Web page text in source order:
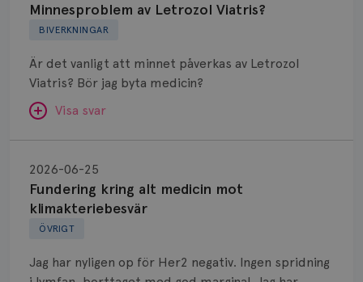
BIVERKNINGAR
Minnesproblem av Letrozol Viatris?
Är det vanligt att minnet påverkas av Letrozol
Viatris? Bör jag byta medicin?
Visa svar
SVAR:
Hej. Oavsett vilken hormonsänkande behandling
(men även cytostatika) man får så kan en del
uppleva negativ påverkan på minnet. Prata din
märke eller annan aromatashämmare. Det kan ofta
Letrozol
Viatris?
ÖVRIGT
Fundering kring alt medicin mot
klimakteriebesvär
2026-06-25
Jag har nyligen op för Her2 negativ. Ingen spridning
kring
medicin